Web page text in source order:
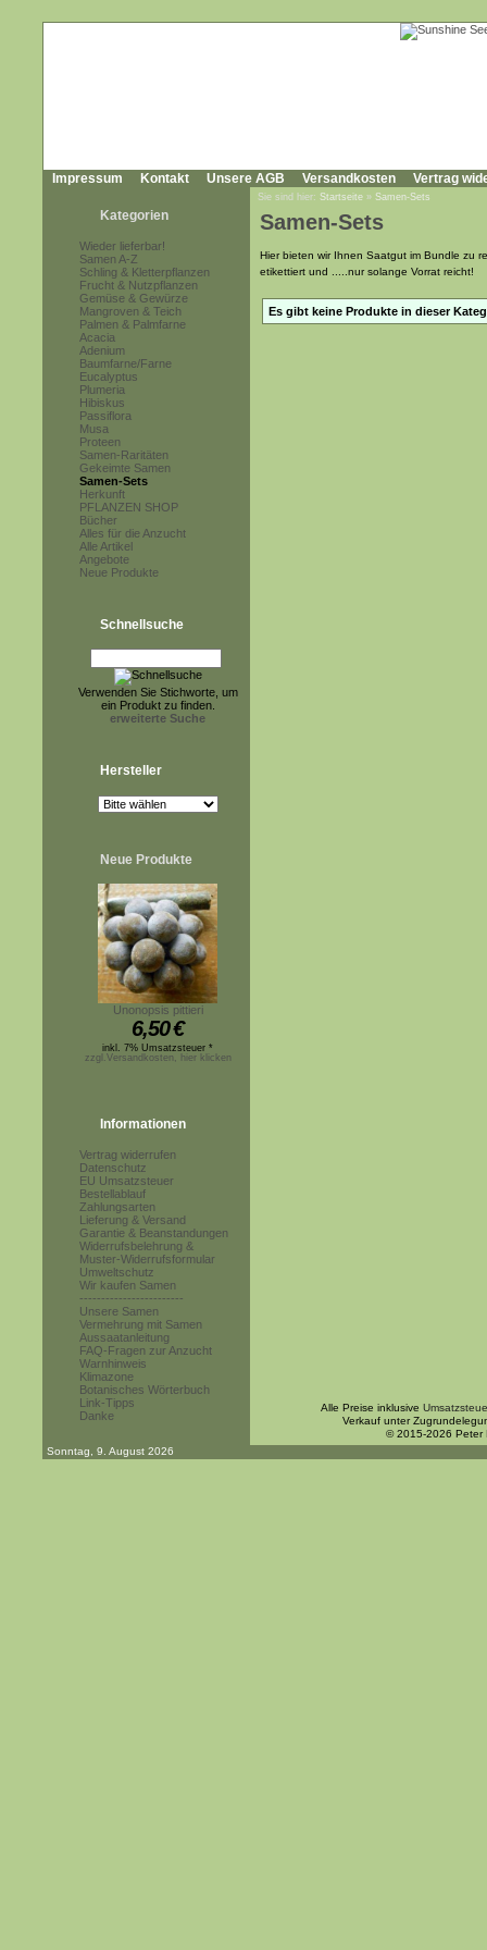
Impressum Kontakt Unsere AGB Versandkosten Vertrag
Kategorien
Wieder lieferbar!
Samen A-Z
Schling & Kletterpflanzen
Frucht & Nutzpflanzen
Gemüse & Gewürze
Mangroven & Teich
Palmen & Palmfarne
Acacia
Adenium
Baumfarne/Farne
Eucalyptus
Plumeria
Hibiskus
Passiflora
Musa
Proteen
Samen-Raritäten
Gekeimte Samen
Samen-Sets
Herkunft
PFLANZEN SHOP
Bücher
Alles für die Anzucht
Alle Artikel
Angebote
Neue Produkte
Schnellsuche
Verwenden Sie Stichworte, um
ein Produkt zu finden.
erweiterte Suche
Hersteller
Neue Produkte
Unonopsis pittieri
6,50€
inkl. 7% Umsatzsteuer *
zzgl.Versandkosten, hier klicken
Informationen
Vertrag widerrufen
Datenschutz
EU Umsatzsteuer
Bestellablauf
Zahlungsarten
Lieferung & Versand
Garantie & Beanstandungen
Widerrufsbelehrung &
Muster-Widerrufsformular
Umweltschutz
Wir kaufen Samen
------------------------
Unsere Samen
Vermehrung mit Samen
Aussaatanleitung
FAQ-Fragen zur Anzucht
Warnhinweis
Klimazone
Botanisches Wörterbuch
Link-Tipps
Danke
Sie sind hier: Startseite » Samen-Sets
Samen-Sets
Hier bieten wir Ihnen Saatgut im Bundle zu
etikettiert und .....nur solange Vorrat reicht!
Es gibt keine Produkte in dieser
Alle Preise inklusive
Verkauf unter
© 2015-2026 Peter
Sonntag, 9. August 2026